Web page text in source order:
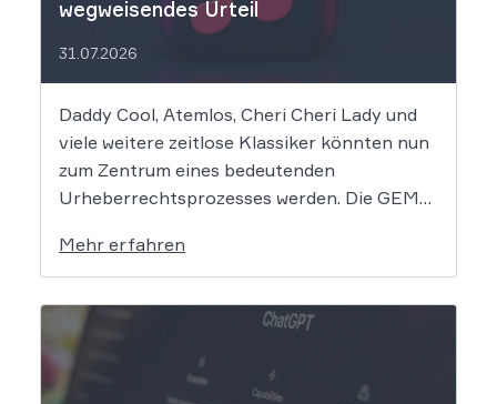
wegweisendes Urteil
31.07.2026
Daddy Cool, Atemlos, Cheri Cheri Lady und
viele weitere zeitlose Klassiker könnten nun
zum Zentrum eines bedeutenden
Urheberrechtsprozesses werden. Die GEMA
will die Rechte ihrer Mitglieder verteidigen.
Dem Unternehmen hinter der populären KI-
Musik-App werden massive
Urheberrechtsverletzungen vorgeworfen.
[…]
Mehr erfahren